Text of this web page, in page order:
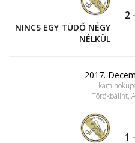
NINCS EGY TÜDŐ NÉGY
NÉLKÜL
2 -
2017.
Törökbálint,
1 -